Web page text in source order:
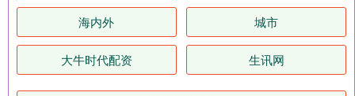
海内外 城市
大牛时代配资 生讯网